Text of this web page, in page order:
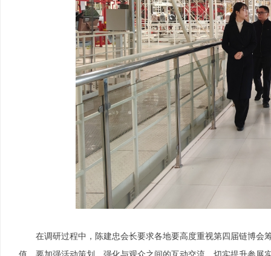
在调研过程中，陈建忠会长要求各地要高度重视第四届链博
值。要加强活动策划，强化与观众之间的互动交流，切实提升参展